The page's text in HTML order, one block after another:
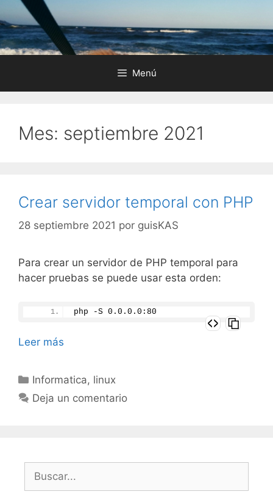
Saltar
al
contenido
Menú
Mes: septiembre 2021
Crear servidor temporal con PHP
28 septiembre 2021 por guisKAS
Para crear un servidor de PHP temporal para
hacer pruebas se puede usar esta orden:
php -S 0 . 0 . 0 . 0 : 80
Leer más
Categorías
Informatica, linux
Deja un comentario